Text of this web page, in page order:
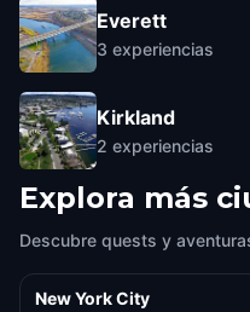
Everett
3 experiencias
Kirkland
2 experiencias
Explora más
Descubre quests y
New York City